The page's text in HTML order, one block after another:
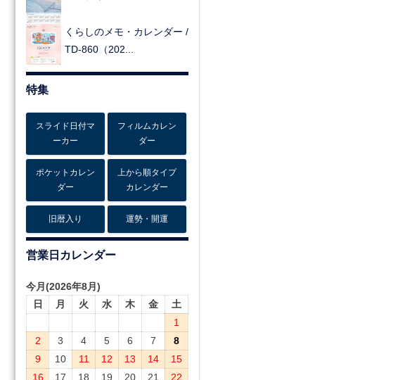
くらしのメモ・カレンダー /
TD-860（202...
特集
スライド日付マ
ーカー
フィルムカレン
ダー
ポケットカレン
ダー
上から順タイプ
カレンダー
旧暦入り 運勢・開運
営業日カレンダー
今月(2026年8月)
日
月 火 水 木 金
土
1
2
3 4 5 6 7
8
9
10 11 12 13 14
15
16
17 18 19 20 21
22